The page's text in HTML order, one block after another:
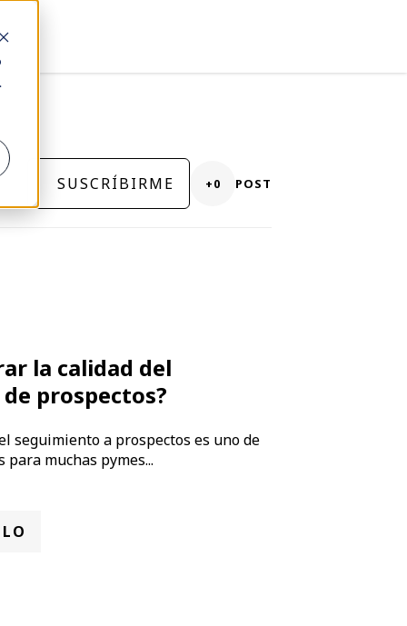
SUSCRÍBIRME +0 POST
la calidad del
prospectos?
seguimiento a prospectos es uno de
muchas pymes...